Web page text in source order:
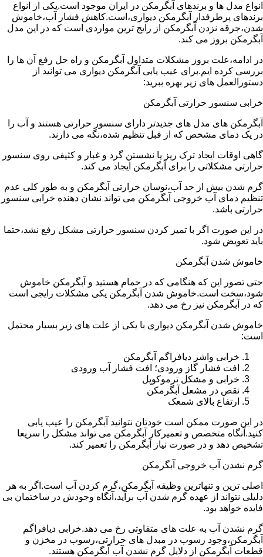
انواع مدل ها و برندهای آبگرمکن در ایران موجود است.یکی از انواع
برندهای پرطرفدار آبگرمکن دیواری،است.کاهش فشار آب،خاموش
شدن،جرقه نزدن آبگرمکن از رایج ترین مواردی است که در این مدل
آبگرمکن بروز می کند.
در ادامه،علت بروز مشکلات متداول آبگرمکن و راه حل رفع آن ها را
بررسی کرده ایم.برای عیب یابی آبگرمکن دیواری می توانید از
دستورالعمل های زیر بهره ببرید:
خرابی سنسور حرارتی آبگرمکن
آبگرمکن های مدل های جدیدتر دارای سنسور حرارتی هستند و آب را
در یک دمای مشخص که از قبل تنظیم شده،نگه می دارند.
گاهی اوقات ایجاد ترک ریز یا نشستن گرد و غبار و کثیفی روی سنسور
حرارتی مشکلاتی را برای آبگرمکن ایجاد می کند.
گرم شدن بیش از حد آب،نوسان حرارتی آبگرمکن و به طور کلی عدم
تنظیم دمای آب خروجی آبگرمکن می تواند نشان دهنده خرابی سنسور
حرارتی باشد.
در این صورت اگر با تمیز کردن سنسور حرارتی مشکل رفع نشد،حتما
باید تعویض شود.
خاموش شدن آبگرمکن
حتی تصور این که هنگامی که در حمام هستید و آبگرمکن خاموش
شود،سخت است.خاموش شدن آبگرمکن یکی مشکلات رایجی است
که در آبگرمکن نیز رخ می دهد.
خاموش شدن آبگرمکن دیواری با یکی از علت های زیر بسیار محتمل
است:
خرابی واشر دیافراگم آبگرمکن
افت فشار گاز ورودی؛ افت فشار آب ورودی
خرابی و مشکل ترموکوپل
نقص در مشعل آبگرمکن
ارتفاع بالای شمعک
در این صورت ممکن است خودتان نتوانید آبگرمکن را عیب یابی
کنید.آنگاه متخصص و تعمیرکار آبگرمکن می تواند مشکل را سریعا
تشخیص دهد و در صورت نیاز آبگرمکن را تعمیر کند.
گرم نشدن آب خروجی آبگرمکن
اصلی ترین و تنهاترین وظیفه آبگرمکن،گرم کردن آب است.اگر به هر
دلیلی نتواند از عهده گرم شدن آب برآید،آنگاه وجودش در ساختمان بی
فایده خواهد بود.
گرم نشدن آب به علت های متفاوتی رخ می دهد.خرابی دیافراگم
آبگرمکن،وجود رسوب در مبدل های حرارتی،رسوب در مخزن و
قطعات آبگرمکن از دلایل گرم نشدن آب آبگرمکن هستند.